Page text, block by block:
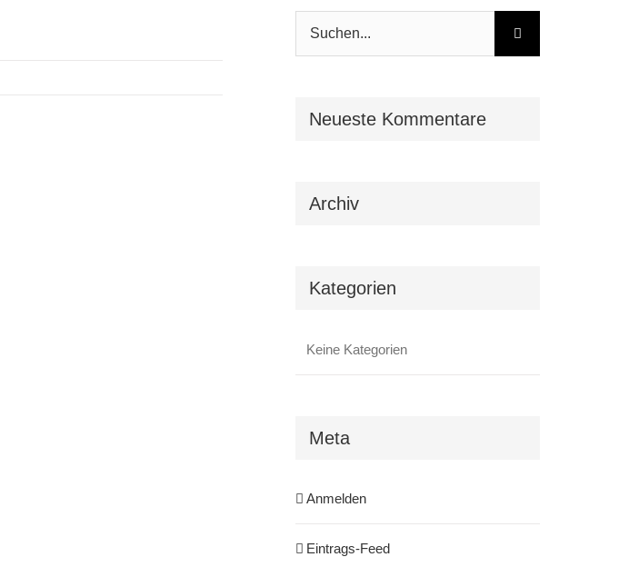
Suche
nach:
Neueste Kommentare
Archiv
Kategorien
Keine Kategorien
Meta
Anmelden
Eintrags-Feed